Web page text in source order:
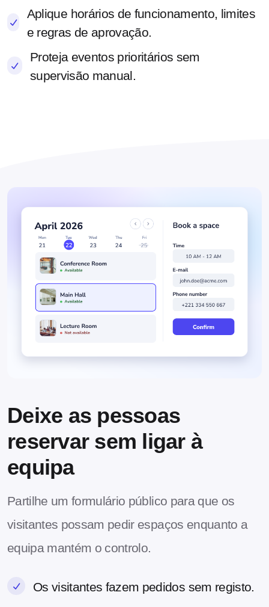
Aplique horários de funcionamento, limites
e regras de aprovação.
Proteja eventos prioritários sem
supervisão manual.
Deixe as pessoas
reservar sem ligar à
equipa
Partilhe um formulário público para que os
visitantes possam pedir espaços enquanto a
equipa mantém o controlo.
Os visitantes fazem pedidos sem registo.